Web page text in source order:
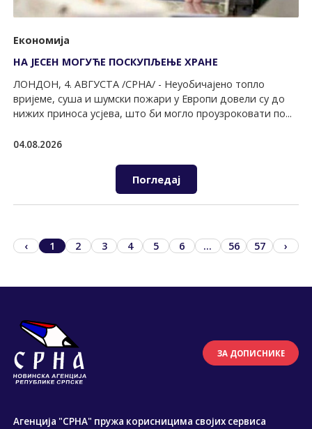
Економија
НА ЈЕСЕН МОГУЋЕ ПОСКУПЉЕЊЕ ХРАНЕ
ЛОНДОН, 4. АВГУСТА /СРНА/ - Неуобичајено топло
вријеме, суша и шумски пожари у Европи довели су до
нижих приноса усјева, што би могло проузроковати по...
04.08.2026
Погледај
‹ 1 2 3 4 5 6 ... 56 57 ›
ЗА ДОПИСНИКЕ
Агенција "СРНА" пружа корисницима својих сервиса